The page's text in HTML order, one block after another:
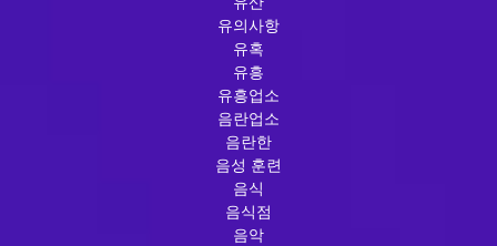
유의사항
유혹
유흥
유흥업소
음란업소
음란한
음성 훈련
음식
음식점
음악